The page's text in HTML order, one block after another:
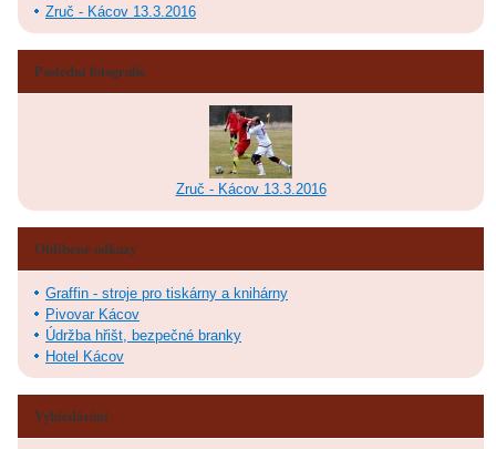
Zruč - Kácov 13.3.2016
Poslední fotografie
Zruč - Kácov 13.3.2016
Oblíbené odkazy
Graffin - stroje pro tiskárny a knihárny
Pivovar Kácov
Údržba hřišt, bezpečné branky
Hotel Kácov
Vyhledávání